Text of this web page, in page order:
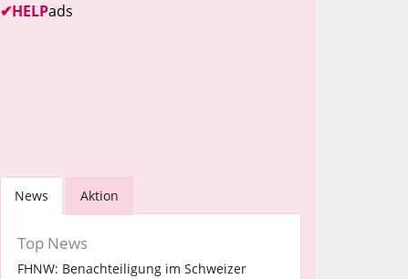
✔HELPads
News Aktion
Top News
FHNW: Benachteiligung im Schweizer